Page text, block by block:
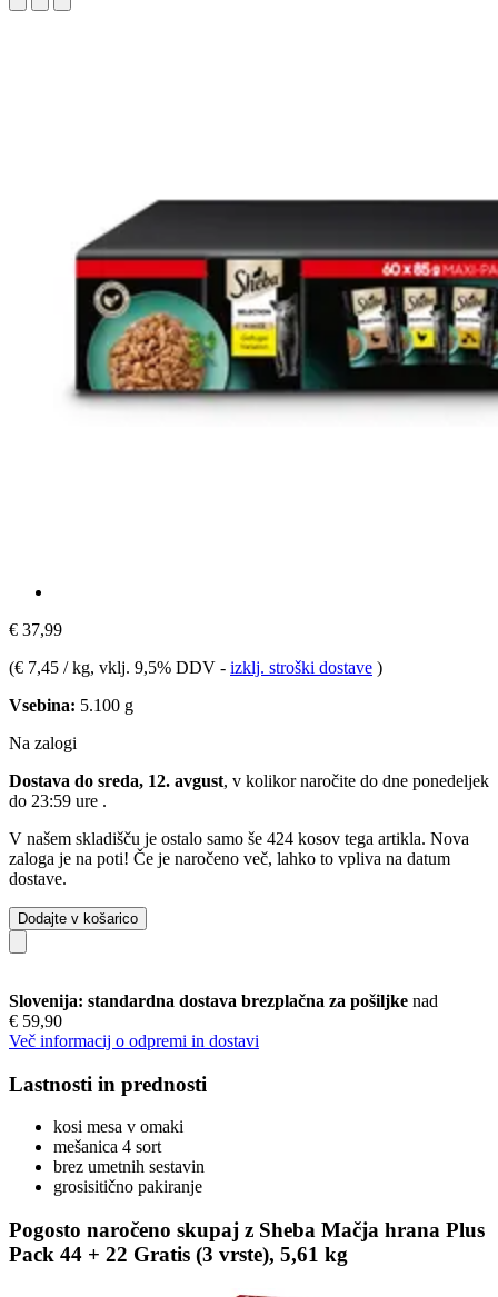
€ 37,99
(€ 7,45 / kg, vklj. 9,5% DDV - izklj. stroški dostave )
Vsebina: 5.100 g
Na zalogi
Dostava do sreda, 12. avgust, v kolikor naročite do dne ponedeljek
do 23:59 ure .
V našem skladišču je ostalo samo še 424 kosov tega artikla. Nova
zaloga je na poti! Če je naročeno več, lahko to vpliva na datum
dostave.
Dodajte v košarico
Slovenija: standardna dostava brezplačna za pošiljke nad
€ 59,90
Več informacij o odpremi in dostavi
Lastnosti in prednosti
kosi mesa v omaki
mešanica 4 sort
brez umetnih sestavin
grosisitično pakiranje
Pogosto naročeno skupaj z Sheba Mačja hrana Plus
Pack 44 + 22 Gratis (3 vrste), 5,61 kg